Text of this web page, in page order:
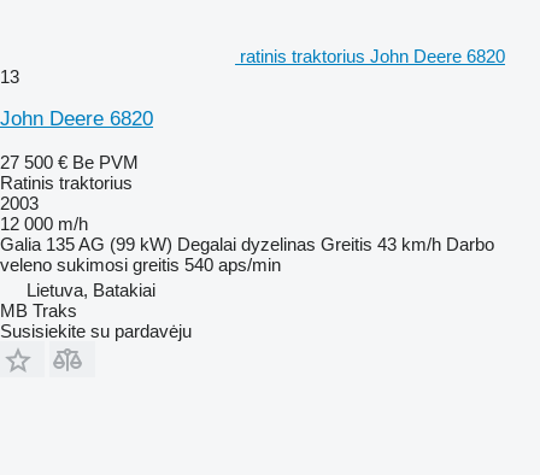
ratinis traktorius John Deere 6820
13
John Deere 6820
27 500 € Be PVM
Ratinis traktorius
2003
12 000 m/h
Galia 135 AG (99 kW) Degalai dyzelinas Greitis 43 km/h Darbo
veleno sukimosi greitis 540 aps/min
Lietuva, Batakiai
MB Traks
Susisiekite su pardavėju